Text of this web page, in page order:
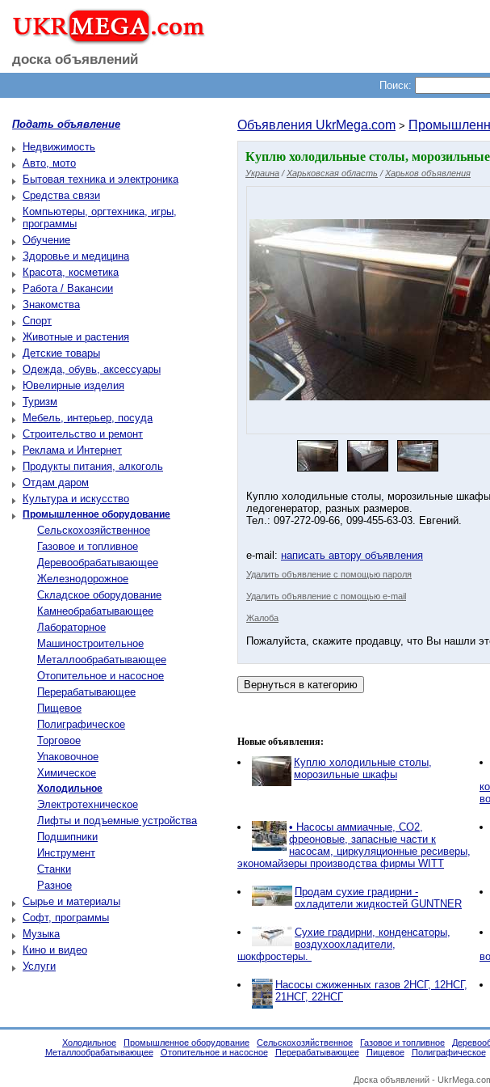
доска объявлений
Поиск:
Подать объявление
Недвижимость
Авто, мото
Бытовая техника и электроника
Средства связи
Компьютеры, оргтехника, игры,
программы
Обучение
Здоровье и медицина
Красота, косметика
Работа / Вакансии
Знакомства
Спорт
Животные и растения
Детские товары
Одежда, обувь, аксессуары
Ювелирные изделия
Туризм
Мебель, интерьер, посуда
Строительство и ремонт
Реклама и Интернет
Продукты питания, алкоголь
Отдам даром
Культура и искусство
Промышленное оборудование
Сельскохозяйственное
Газовое и топливное
Деревообрабатывающее
Железнодорожное
Складское оборудование
Камнеобрабатывающее
Лабораторное
Машиностроительное
Металлообрабатывающее
Отопительное и насосное
Перерабатывающее
Пищевое
Полиграфическое
Торговое
Упаковочное
Химическое
Холодильное
Электротехническое
Лифты и подъемные устройства
Подшипники
Инструмент
Станки
Разное
Сырье и материалы
Софт, программы
Музыка
Кино и видео
Услуги
Объявления UkrMega.com >
Куплю холодильные столы,
Украина / Харьковская область / Харьков объявления
Куплю холодильные столы, морозильные
ледогенератор, разных размеров.
Тел.: 097-272-09-66, 099-455-63-03. Евгений.
e-mail: написать автору объявления
Удалить объявление с помощью пароля
Удалить объявление с помощью e-mail
Жалоба
Пожалуйста, скажите продавцу, что Вы нашли
Новые объявления:
Куплю холодильные столы,
морозильные шкафы
• Насосы аммиачные, СО2,
фреоновые, запасные части к
насосам, циркуляционные ресиверы,
экономайзеры производства фирмы WITT
Продам сухие градирни -
охладители жидкостей GUNTNER
Сухие градирни, конденсаторы,
воздухоохладители,
шокфростеры.
Насосы сжиженных газов 2НСГ, 12НСГ,
21НСГ, 22НСГ
Холодильное Промышленное оборудование Сельскохозяйственное Газовое и топливное
Металлообрабатывающее
Отопительное и насосное Перерабатывающее Пищевое Полиграфическое
Доска объявлений -